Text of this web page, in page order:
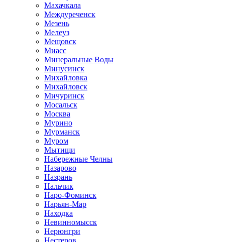
Махачкала
Междуреченск
Мезень
Мелеуз
Мещовск
Миасс
Минеральные Воды
Минусинск
Михайловка
Михайловск
Мичуринск
Мосальск
Москва
Мурино
Мурманск
Муром
Мытищи
Набережные Челны
Назарово
Назрань
Нальчик
Наро-Фоминск
Нарьян-Мар
Находка
Невинномысск
Нерюнгри
Нестеров